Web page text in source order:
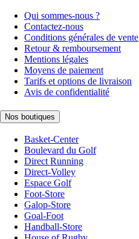
Qui sommes-nous ?
Contactez-nous
Conditions générales de vente
Retour & remboursement
Mentions légales
Moyens de paiement
Tarifs et options de livraison
Avis de confidentialité
Nos boutiques
Basket-Center
Boulevard du Golf
Direct Running
Direct-Volley
Espace Golf
Foot-Store
Galop-Store
Goal-Foot
Handball-Store